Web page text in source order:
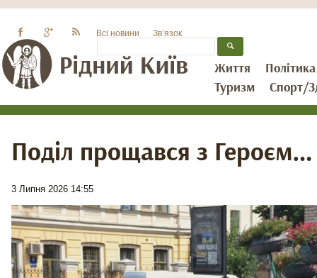
Життя
Політика
Туризм
Спорт/
Всі новини Зв’язок
Поділ прощався з Героєм…
3 Липня 2026 14:55